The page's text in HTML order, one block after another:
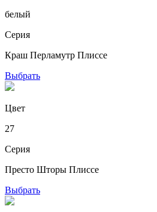
белый
Серия
Краш Перламутр Плиссе
Выбрать
Цвет
27
Серия
Престо Шторы Плиссе
Выбрать